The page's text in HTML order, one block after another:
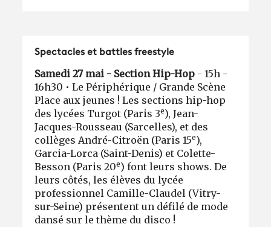
Spectacles et battles freestyle
Samedi 27 mai - Section Hip-Hop - 15h -
16h30 • Le Périphérique / Grande Scène
Place aux jeunes ! Les sections hip-hop
des lycées Turgot (Paris 3e), Jean-
Jacques-Rousseau (Sarcelles), et des
collèges André-Citroën (Paris 15e),
Garcia-Lorca (Saint-Denis) et Colette-
Besson (Paris 20e) font leurs shows. De
leurs côtés, les élèves du lycée
professionnel Camille-Claudel (Vitry-
sur-Seine) présentent un défilé de mode
dansé sur le thème du disco !